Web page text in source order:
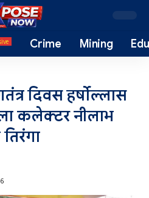
Crime Mining
दिवस हर्षोल्लास
कलेक्टर नीलाभ